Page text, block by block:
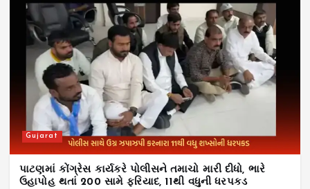
Gujarat
પાટણમાં કોંગ્રેસ કાર્યકરે પોલીસને તમાચો મારી દીધો, ભારે
ઉહાપોહ થતાં 200 સામે ફરિયાદ, 11થી વધુની ધરપકડ